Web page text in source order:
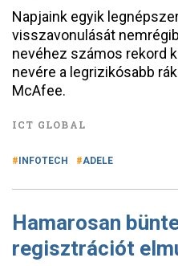
Napjaink egyik
visszavonulását
nevéhez számos rekord
nevére a legrizikósabb
McAfee.
ICT GLOBAL
INFOTECH ADELE
Hamarosan
regisztrációt